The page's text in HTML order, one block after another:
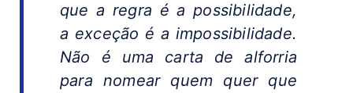
que a regra é a possibilidade,
a exceção é a impossibilidade.
Não é uma carta de alforria
para nomear quem quer que